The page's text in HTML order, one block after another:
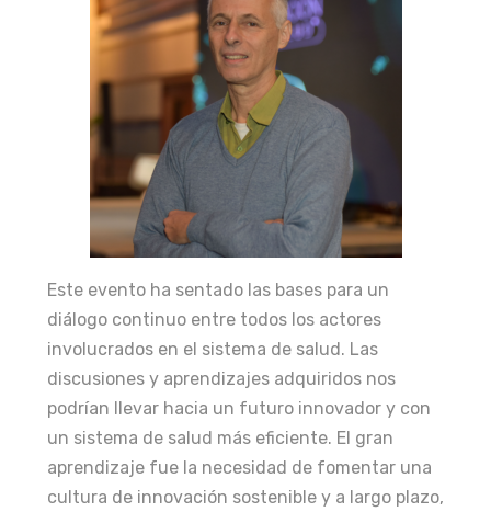
Este evento ha sentado las bases para un
diálogo continuo entre todos los actores
involucrados en el sistema de salud. Las
discusiones y aprendizajes adquiridos nos
podrían llevar hacia un futuro innovador y con
un sistema de salud más eficiente. El gran
aprendizaje fue la necesidad de fomentar una
cultura de innovación sostenible y a largo plazo,